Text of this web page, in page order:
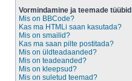
Vormindamine ja teemade tüübid
Mis on BBCode?
Kas ma HTMLi saan kasutada?
Mis on smailid?
Kas ma saan pilte postitada?
Mis on üldteadaanded?
Mis on teadeanded?
Mis on kleepsud?
Mis on suletud teemad?